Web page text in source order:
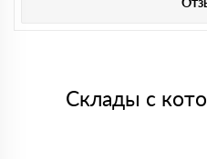
Склады с